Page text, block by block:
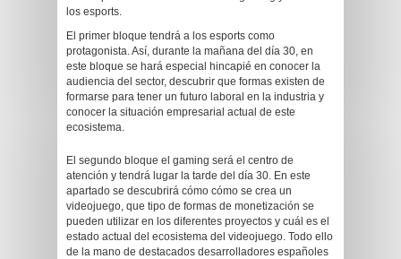
los esports.
El primer bloque tendrá a los esports como
protagonista. Así, durante la mañana del día 30, en
este bloque se hará especial hincapié en conocer la
audiencia del sector, descubrir que formas existen de
formarse para tener un futuro laboral en la industria y
conocer la situación empresarial actual de este
ecosistema.
El segundo bloque el gaming será el centro de
atención y tendrá lugar la tarde del día 30. En este
apartado se descubrirá cómo cómo se crea un
videojuego, que tipo de formas de monetización se
pueden utilizar en los diferentes proyectos y cuál es el
estado actual del ecosistema del videojuego. Todo ello
de la mano de destacados desarrolladores españoles